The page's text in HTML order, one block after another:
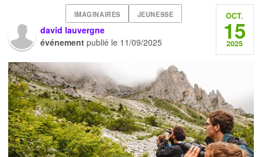
IMAGINAIRES JEUNESSE
david lauvergne
événement publié le 11/09/2025
OCT.
15
2025